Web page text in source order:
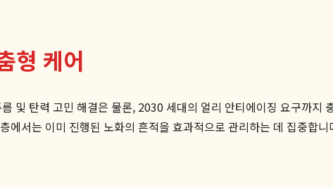
형 케어
및 탄력 고민 해결은 물론, 2030 세대의 얼리 안티에이징 요구까지
서는 이미 진행된 노화의 흔적을 효과적으로 관리하는 데 집중합